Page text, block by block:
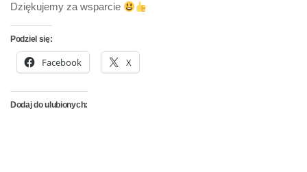
Dziękujemy za wsparcie
Podziel się:
Facebook X
Dodaj do ulubionych: